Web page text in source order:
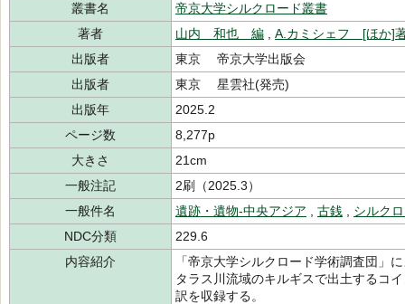
叢書名
帝京大学シルクロード叢書
著者
山内 和也 編
A.カミシェフ [ほか]
出版者
東京 帝京大学出版会
出版者
東京 星雲社(発売)
出版年
2025.2
ページ数
8,277p
大きさ
21cm
一般注記
2刷（2025.3）
一般件名
遺跡・遺物-中央アジア 古銭
シルク
NDC分類
229.6
内容紹介
「帝京大学シルクロード学術調査団」
タラス川流域のキルギスで出土するコ
訳を収録する。